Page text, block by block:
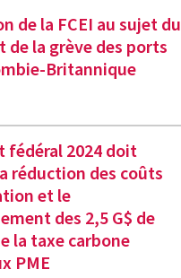
de la FCEI au sujet du
de la grève des ports
Britannique
fédéral 2024 doit
réduction des coûts
et le
des 2,5 G$ de
la taxe carbone
PME